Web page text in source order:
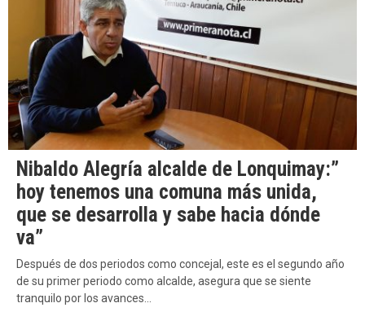
Nibaldo Alegría alcalde de Lonquimay:”
hoy tenemos una comuna más unida,
que se desarrolla y sabe hacia dónde
va”
Después de dos periodos como concejal, este es el segundo año
de su primer periodo como alcalde, asegura que se siente
tranquilo por los avances…